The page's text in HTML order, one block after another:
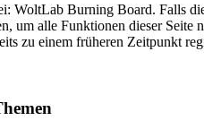
WoltLab Burning Board. Falls
um alle Funktionen dieser Seite
zu einem früheren Zeitpunkt